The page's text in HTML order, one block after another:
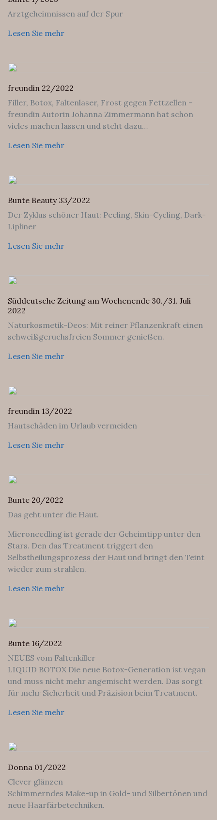
Arztgeheimnissen auf der Spur
Lesen Sie mehr
freundin 22/2022
Filler, Botox, Faltenlaser, Frost gegen Fettzellen –
freundin Autorin Johanna Zimmermann hat schon
vieles machen lassen und steht dazu…
Lesen Sie mehr
Bunte Beauty 33/2022
Der Zyklus schöner Haut: Peeling, Skin-Cycling, Dark-
Lipliner
Lesen Sie mehr
Süddeutsche Zeitung am Wochenende 30./31. Juli
2022
Naturkosmetik-Deos: Mit reiner Pflanzenkraft einen
schweißgeruchsfreien Sommer genießen.
Lesen Sie mehr
freundin 13/2022
Hautschäden im Urlaub vermeiden
Lesen Sie mehr
Bunte 20/2022
Das geht unter die Haut.
Microneedling ist gerade der Geheimtipp unter den
Stars. Den das Treatment triggert den
Selbstheilungsprozess der Haut und bringt den Teint
wieder zum strahlen.
Lesen Sie mehr
Bunte 16/2022
NEUES vom Faltenkiller
LIQUID BOTOX Die neue Botox-Generation ist vegan
und muss nicht mehr angemischt werden. Das sorgt
für mehr Sicherheit und Präzision beim Treatment.
Lesen Sie mehr
Donna 01/2022
Clever glänzen
Schimmerndes Make-up in Gold- und Silbertönen und
neue Haarfärbetechniken.